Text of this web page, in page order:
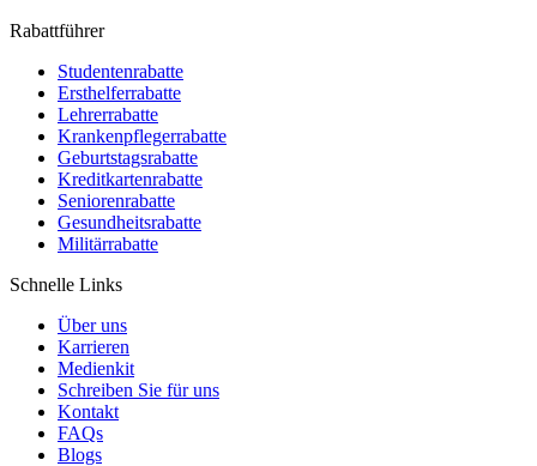
Rabattführer
Studentenrabatte
Ersthelferrabatte
Lehrerrabatte
Krankenpflegerrabatte
Geburtstagsrabatte
Kreditkartenrabatte
Seniorenrabatte
Gesundheitsrabatte
Militärrabatte
Schnelle Links
Über uns
Karrieren
Medienkit
Schreiben Sie für uns
Kontakt
FAQs
Blogs